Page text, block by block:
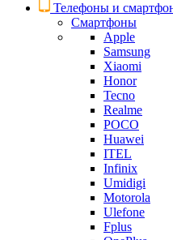
Телефоны и
Смартфоны
Apple
Samsung
Xiaomi
Honor
Tecno
Realme
POCO
Huawei
ITEL
Infinix
Umidigi
Motorola
Ulefone
Fplus